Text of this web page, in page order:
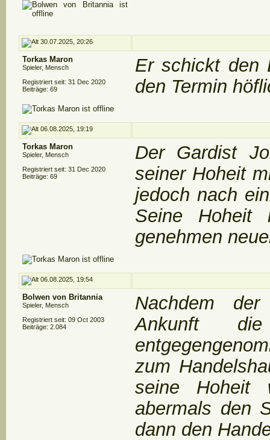
30.07.2025, 20:26
Torkas Maron
Spieler, Mensch
Registriert seit: 31 Dec 2020
Beiträge: 69
Er schickt den
den Termin
06.08.2025, 19:19
Torkas Maron
Spieler, Mensch
Registriert seit: 31 Dec 2020
Beiträge: 69
Der Gardist
seiner Hoheit
jedoch nach
Seine Hoheit
genehmen
06.08.2025, 19:54
Bolwen von Britannia
Spieler, Mensch
Registriert seit: 09 Oct 2003
Beiträge: 2.084
Nachdem
Ankunft
zum
seine Hoheit
abermals den
dann den